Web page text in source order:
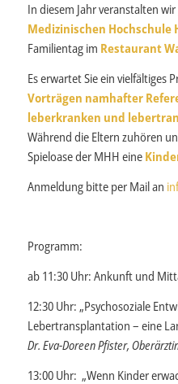
In diesem Jahr veranstalten wir
Medizinischen Hochschule
Familientag im Restaurant
Es erwartet Sie ein vielfältiges
Vorträgen namhafter
leberkranken und
Während die Eltern zuhören
Spieloase der MHH eine
Anmeldung bitte per Mail an
Programm:
ab 11:30 Uhr: Ankunft und
12:30 Uhr: „Psychosoziale
Lebertransplantation – eine
Dr. Eva-Doreen Pfister,
13:00 Uhr: „Wenn Kinder